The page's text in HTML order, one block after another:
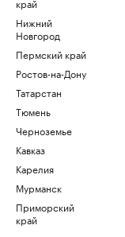
Нижний
Новгород
Пермский край
Ростов-на-Дону
Татарстан
Тюмень
Черноземье
Кавказ
Карелия
Мурманск
Приморский
край